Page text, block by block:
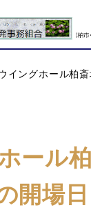
イングホール柏
ール
開場